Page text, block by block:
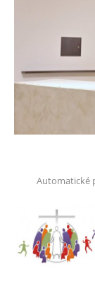
Automatické